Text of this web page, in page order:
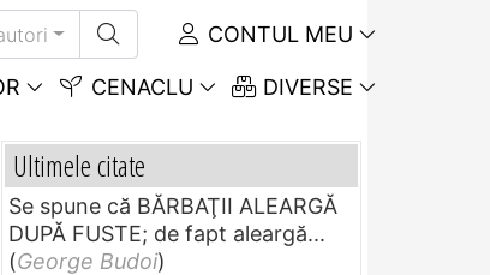
CONTUL MEU
CENACLU DIVERSE
Ultimele citate
Se spune că BĂRBAŢII ALEARGĂ
DUPĂ FUSTE; de fapt aleargă...
(George Budoi)